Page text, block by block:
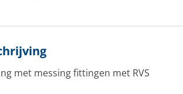
met messing fittingen met RVS